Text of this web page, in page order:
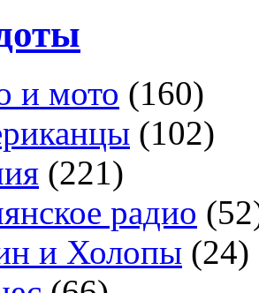
и мото (160)
(102)
(221)
радио
и Холопы (24)